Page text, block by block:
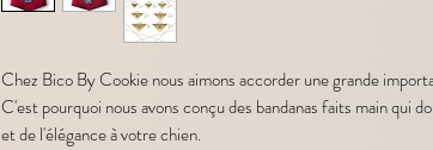
Chez Bico By Cookie nous aimons accorder une grande
C'est pourquoi nous avons conçu des bandanas faits main qui
et de l'élégance à votre chien.